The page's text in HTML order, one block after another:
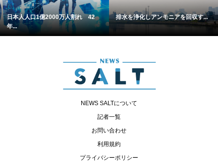
日本人人口1億2000万人割れ 42
年...
排水を浄化しアンモニアを回収す...
NEWS SALTについて
記者一覧
お問い合わせ
利用規約
プライバシーポリシー